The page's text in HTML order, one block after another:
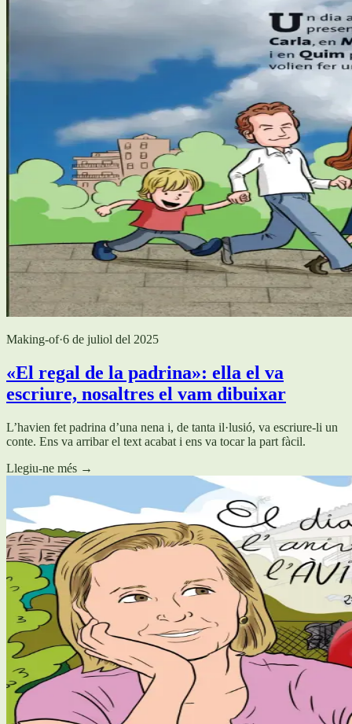
Making-of·6 de juliol del 2025
«El regal de la padrina»: ella el va
escriure, nosaltres el vam dibuixar
L’havien fet padrina d’una nena i, de tanta il·lusió, va escriure-li un
conte. Ens va arribar el text acabat i ens va tocar la part fàcil.
Llegiu-ne més →